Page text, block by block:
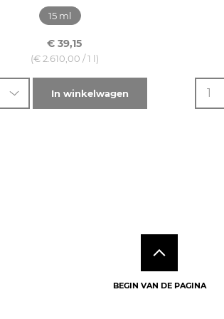
15 ml
€ 39,15
(€ 2.610,00 / 1 l)
In winkelwagen 1
BEGIN VAN DE PAGINA